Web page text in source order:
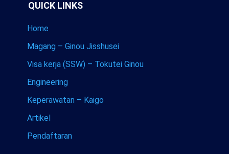
QUICK LINKS
Home
Magang – Ginou Jisshusei
Visa kerja (SSW) – Tokutei Ginou
Engineering
Keperawatan – Kaigo
Artikel
Pendaftaran